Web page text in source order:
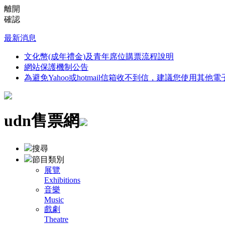
離開
確認
最新消息
文化幣(成年禮金)及青年席位購票流程說明
網站保護機制公告
為避免Yahoo或hotmail信箱收不到信，建議您使用其他電
udn售票網
搜尋
節目類別
展覽
Exhibitions
音樂
Music
戲劇
Theatre